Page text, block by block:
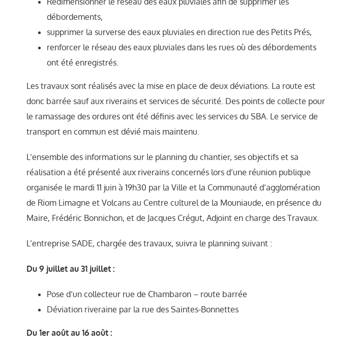
débordements,
supprimer la surverse des eaux pluviales en direction rue des Petits Prés,
renforcer le réseau des eaux pluviales dans les rues où des débordements
ont été enregistrés.
Les travaux sont réalisés avec la mise en place de deux déviations. La route est
donc barrée sauf aux riverains et services de sécurité. Des points de collecte pour
le ramassage des ordures ont été définis avec les services du SBA. Le service de
transport en commun est dévié mais maintenu.
L’ensemble des informations sur le planning du chantier, ses objectifs et sa
réalisation a été présenté aux riverains concernés lors d’une réunion publique
organisée le mardi 11 juin à 19h30 par la Ville et la Communauté d’agglomération
de Riom Limagne et Volcans au Centre culturel de la Mouniaude, en présence du
Maire, Frédéric Bonnichon, et de Jacques Crégut, Adjoint en charge des Travaux.
L’entreprise SADE, chargée des travaux, suivra le planning suivant :
Du 9 juillet au 31 juillet :
Pose d’un collecteur rue de Chambaron – route barrée
Déviation riveraine par la rue des Saintes-Bonnettes
Du 1er août au 16 août :